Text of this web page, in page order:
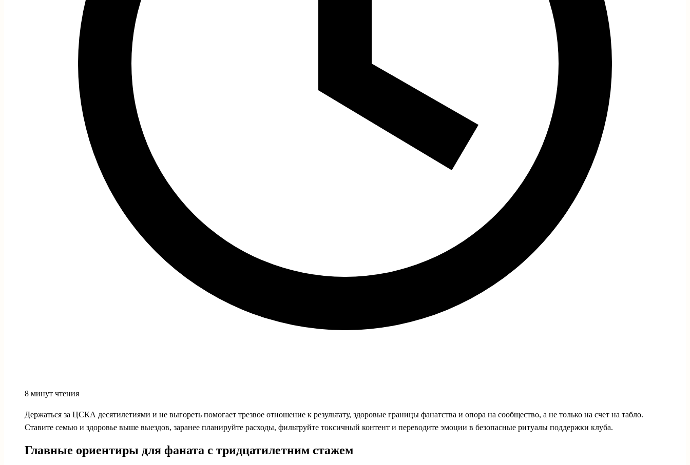
8 минут чтения
Держаться за ЦСКА десятилетиями и не выгореть помогает трезвое отношение к результату, здоровые границы фанатства и опора на сообщество, а не только на счет на табло.
Ставитe семью и здоровье выше выездов, заранее планируйте расходы, фильтруйте токсичный контент и переводите эмоции в безопасные ритуалы поддержки клуба.
Главные ориентиры для фаната с тридцатилетним стажем